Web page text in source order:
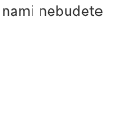
nebudete